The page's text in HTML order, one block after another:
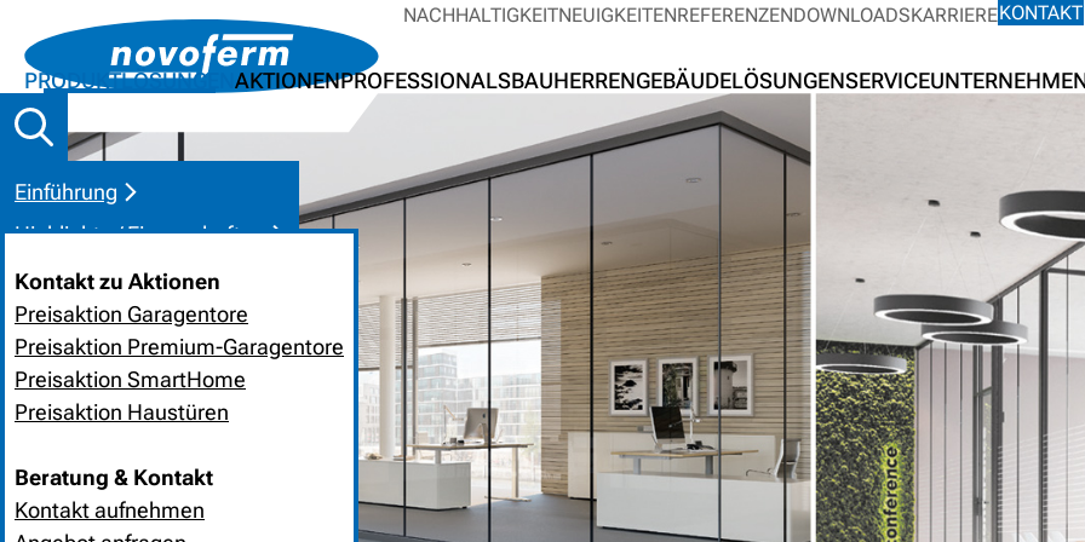
PRODUKTLÖSUNGEN AKTIONENPROFESSIONALSBAUHERRENGEBÄUDELÖSUNGENSERVICE
NACHHALTIGKEITNEUIGKEITENREFERENZENDOWNLOADSKARRIEREKONTAKT
Einführung
Highlights / Eigenschaften
Pluspunkte im Überblick
Inspirationen
Technik und Details
Kontakt
Kontakt zu Aktionen
Preisaktion Garagentore
Preisaktion Premium-Garagentore
Preisaktion SmartHome
Preisaktion Haustüren
Beratung & Kontakt
Kontakt aufnehmen